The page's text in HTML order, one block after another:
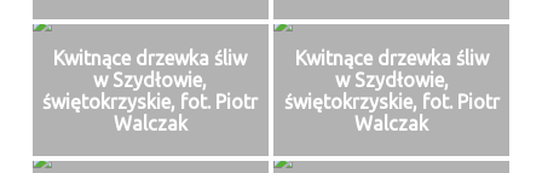
Kwitnące drzewka śliw
w Szydłowie,
świętokrzyskie, fot. Piotr
Walczak
Kwitnące drzewka śliw
w Szydłowie,
świętokrzyskie, fot. Piotr
Walczak